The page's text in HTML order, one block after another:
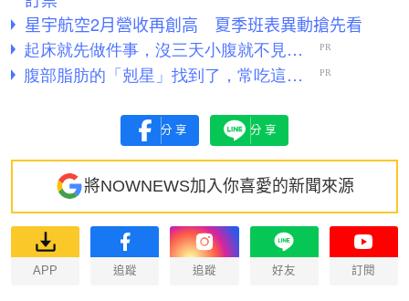
星宇航空2月營收再創高 夏季班表異動搶先看
分享 分享
將NOWNEWS加入你喜愛的新聞來源
APP 追蹤 追蹤 好友 訂閱